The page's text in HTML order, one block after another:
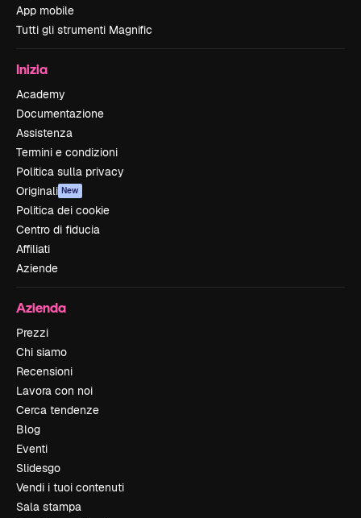
App mobile
Tutti gli strumenti Magnific
Inizia
Academy
Documentazione
Assistenza
Termini e condizioni
Politica sulla privacy
Originali New
Politica dei cookie
Centro di fiducia
Affiliati
Aziende
Azienda
Prezzi
Chi siamo
Recensioni
Lavora con noi
Cerca tendenze
Blog
Eventi
Slidesgo
Vendi i tuoi contenuti
Sala stampa